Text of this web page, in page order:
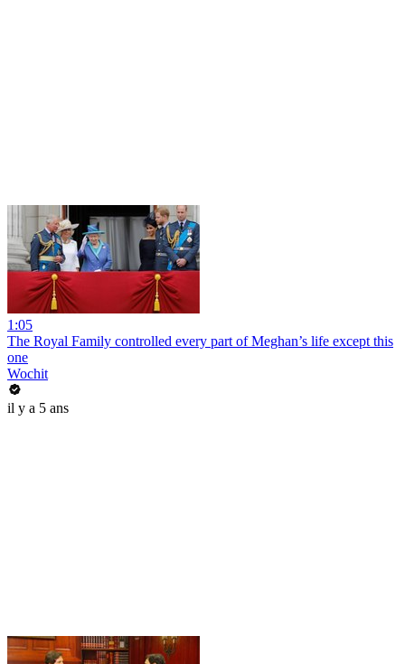
1:05
The Royal Family controlled every part of Meghan’s life except this
one
Wochit
il y a 5 ans